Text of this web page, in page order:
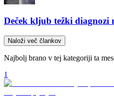
Deček kljub težki diagnozi
Naloži več člankov
Najbolj brano v tej kategoriji ta
1